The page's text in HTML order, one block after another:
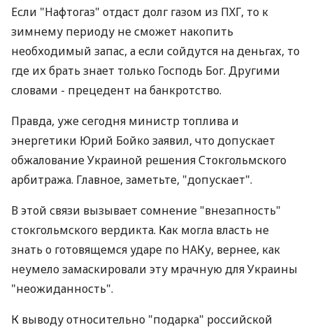
Если "Нафтогаз" отдаст долг газом из ПХГ, то к
зимнему периоду не сможет накопить
необходимый запас, а если сойдутся на деньгах, то
где их брать знает только Господь Бог. Другими
словами - прецедент на банкротство.
Правда, уже сегодня министр топлива и
энергетики Юрий Бойко заявил, что допускает
обжалование Украиной решения Стокгольмского
арбитража. Главное, заметьте, "допускает".
В этой связи вызывает сомнение "внезапность"
стокгольмского вердикта. Как могла власть не
знать о готовящемся ударе по НАКу, вернее, как
неумело замаскировали эту мрачную для Украины
"неожиданность".
К выводу относительно "подарка" российской